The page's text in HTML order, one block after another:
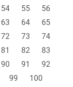
54 55
56
63 64
65
72 73
74
81 82
83
90 91
92
99
100